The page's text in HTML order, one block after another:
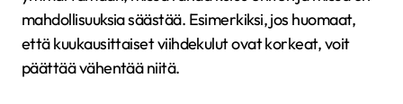
mahdollisuuksia säästää. Esimerkiksi, jos huomaat,
että kuukausittaiset viihdekulut ovat korkeat, voit
päättää vähentää niitä.